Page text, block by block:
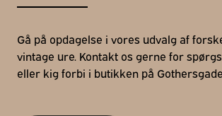
Gå på opdagelse i vores udvalg af
vintage ure. Kontakt os gerne for
eller kig forbi i butikken på